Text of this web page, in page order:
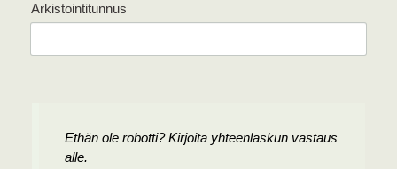
Arkistointitunnus
Ethän ole robotti? Kirjoita yhteenlaskun vastaus
alle.